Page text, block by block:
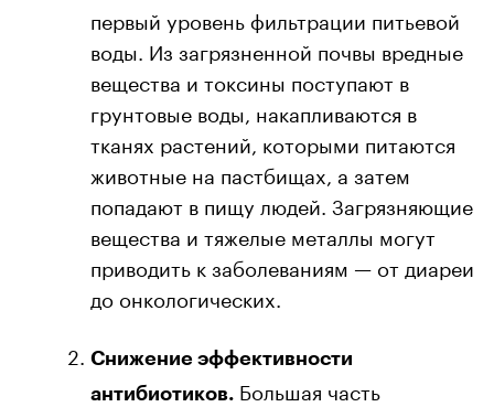
первый уровень фильтрации питьевой
воды. Из загрязненной почвы вредные
вещества и токсины поступают в
грунтовые воды, накапливаются в
тканях растений, которыми питаются
животные на пастбищах, а затем
попадают в пищу людей. Загрязняющие
вещества и тяжелые металлы могут
приводить к заболеваниям — от диареи
до онкологических.
Снижение эффективности
антибиотиков. Большая часть